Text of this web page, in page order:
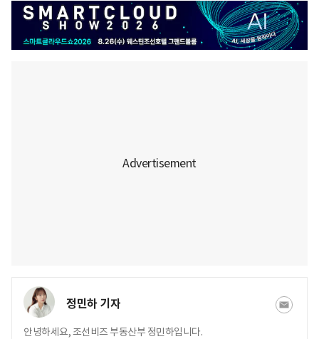
정민하 기자
안녕하세요, 조선비즈 부동산부 정민하입니다.